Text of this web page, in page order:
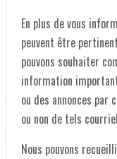
En plus de vous
peuvent être
pouvons souhaiter
information
ou des annonces par
ou non de tels
Nous pouvons